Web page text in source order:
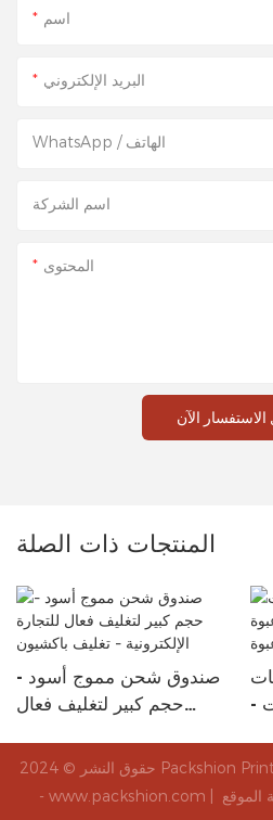
اسم
البريد الإلكتروني
WhatsApp / الهاتف
اسم الشركة
المحتوى
الآن
المنتجات ذات الصلة
صندوق شحن مموج أسود -
حجم كبير لتغليف فعال
باكشيون
-
حقوق النشر © 2024 Packshion Printing & شركة التغليف المحدودة
- www.packshion.com |